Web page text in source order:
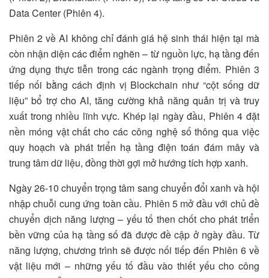
Data Center (Phiên 4).
Phiên 2 về AI không chỉ đánh giá hệ sinh thái hiện tại mà
còn nhận diện các điểm nghẽn – từ nguồn lực, hạ tầng đến
ứng dụng thực tiễn trong các ngành trọng điểm. Phiên 3
tiếp nối bằng cách định vị Blockchain như “cột sống dữ
liệu” bổ trợ cho AI, tăng cường khả năng quản trị và truy
xuất trong nhiều lĩnh vực. Khép lại ngày đầu, Phiên 4 đặt
nền móng vật chất cho các công nghệ số thông qua việc
quy hoạch và phát triển hạ tầng điện toán đám mây và
trung tâm dữ liệu, đồng thời gợi mở hướng tích hợp xanh.
Ngày 26-10 chuyển trọng tâm sang chuyển đổi xanh và hội
nhập chuỗi cung ứng toàn cầu. Phiên 5 mở đầu với chủ đề
chuyển dịch năng lượng – yếu tố then chốt cho phát triển
bền vững của hạ tầng số đã được đề cập ở ngày đầu. Từ
năng lượng, chương trình sẽ được nối tiếp đến Phiên 6 về
vật liệu mới – những yếu tố đầu vào thiết yếu cho công